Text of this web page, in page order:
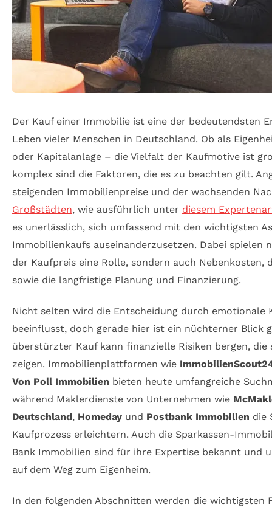
Der Kauf einer Immobilie ist eine der bedeutendsten
Leben vieler Menschen in Deutschland. Ob als
oder Kapitalanlage – die Vielfalt der Kaufmotive ist
komplex sind die Faktoren, die es zu beachten gilt.
steigenden Immobilienpreise und der wachsenden
Großstädten, wie ausführlich unter diesem
es unerlässlich, sich umfassend mit den wichtigsten
Immobilienkaufs auseinanderzusetzen. Dabei spielen
der Kaufpreis eine Rolle, sondern auch Nebenkosten,
sowie die langfristige Planung und Finanzierung.
Nicht selten wird die Entscheidung durch emotionale
beeinflusst, doch gerade hier ist ein nüchterner Blick
überstürzter Kauf kann finanzielle Risiken bergen, die
zeigen. Immobilienplattformen wie
Von Poll Immobilien bieten heute umfangreiche
während Maklerdienste von Unternehmen wie
Deutschland, Homeday und Postbank Immobilien die
Kaufprozess erleichtern. Auch die Sparkassen-
Bank Immobilien sind für ihre Expertise bekannt und
auf dem Weg zum Eigenheim.
In den folgenden Abschnitten werden die wichtigsten